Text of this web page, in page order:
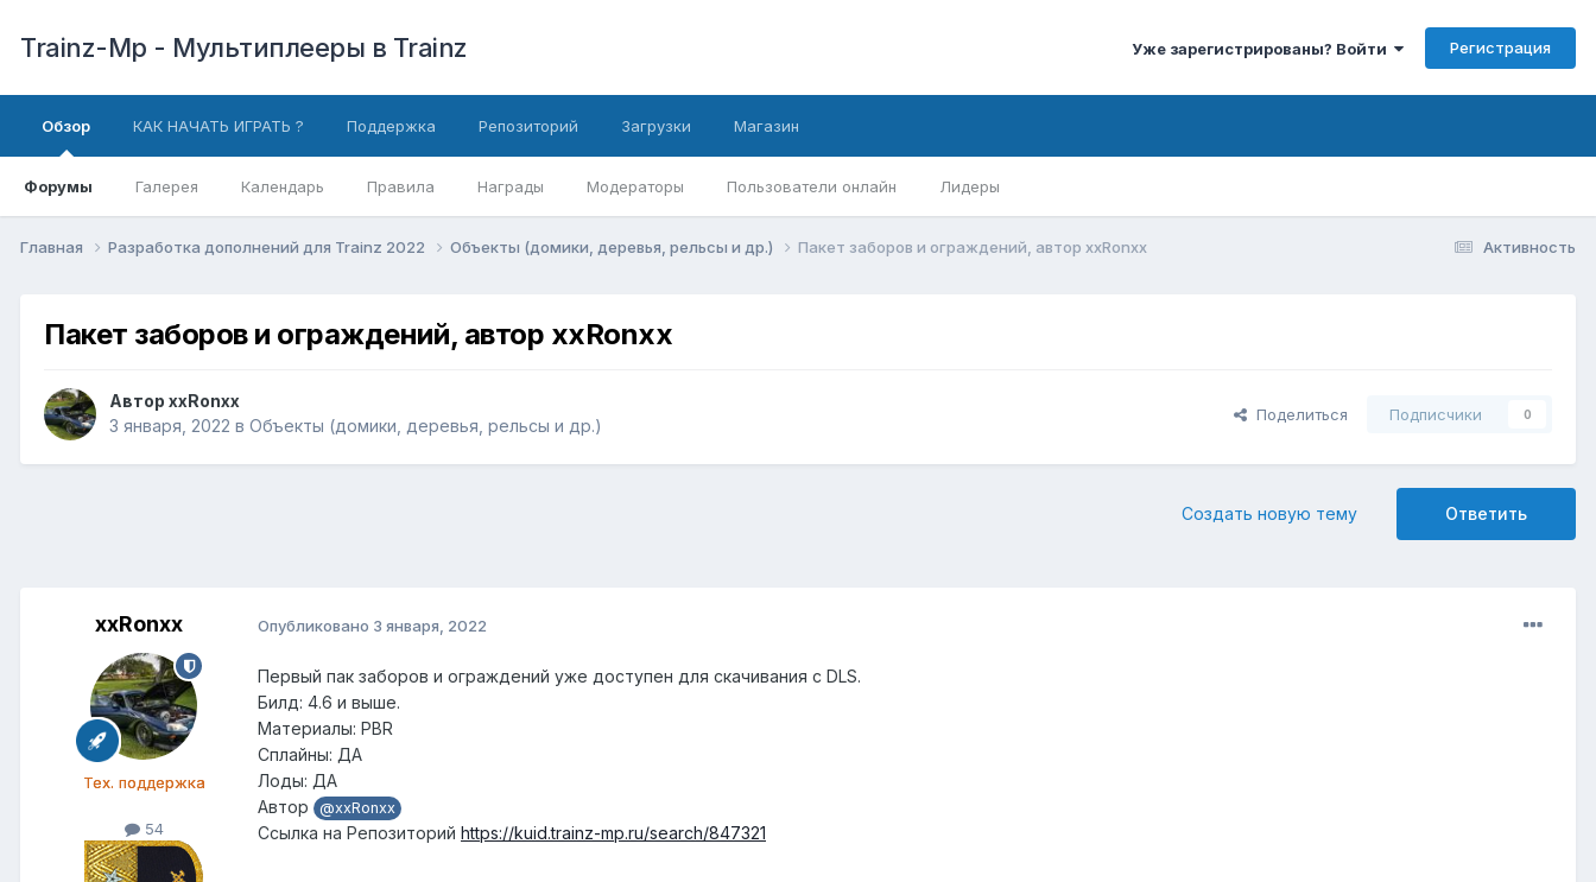
Trainz-Mp - Мультиплееры в Trainz Уже зарегистрированы? Войти Регистрация
Обзор
Форумы Галерея Календарь Правила Награды Модераторы Пользователи онлайн Лидеры
КАК НАЧАТЬ ИГРАТЬ ? Поддержка Репозиторий Загрузки Магазин
Активность
Главная Разработка дополнений для Trainz 2022 Объекты (домики, деревья, рельсы и др.) Пакет заборов и ограждений, автор xxRonxx
Пакет заборов и ограждений, автор xxRonxx
Автор xxRonxx
3 января, 2022 в Объекты (домики, деревья, рельсы и др.)
Поделиться Подписчики 0
Ответить
Создать новую тему
xxRonxx
Тех. поддержка
54
Опубликовано 3 января, 2022
Первый пак заборов и ограждений уже доступен для скачивания с DLS.
Билд: 4.6 и выше.
Материалы: PBR
Сплайны: ДА
Лоды: ДА
Автор
@xxRonxx
Ссылка на Репозиторий https://kuid.trainz-mp.ru/search/847321